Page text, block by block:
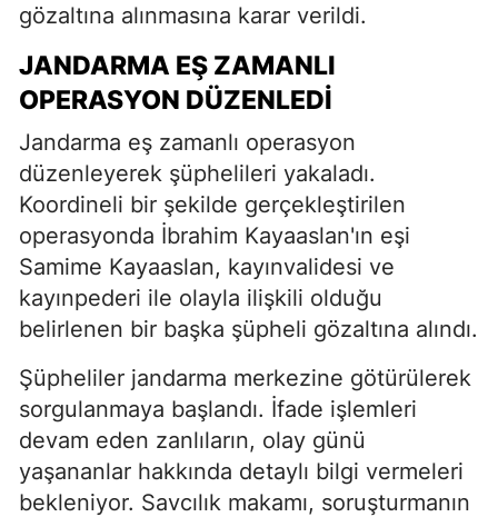
gözaltına alınmasına karar verildi.
JANDARMA EŞ ZAMANLI
OPERASYON DÜZENLEDI
Jandarma eş zamanlı operasyon
düzenleyerek şüphelileri yakaladı.
Koordineli bir şekilde gerçekleştirilen
operasyonda İbrahim Kayaaslan'ın eşi
Samime Kayaaslan, kayınvalidesi ve
kayınpederi ile olayla ilişkili olduğu
belirlenen bir başka şüpheli gözaltına alındı.
Şüpheliler jandarma merkezine götürülerek
sorgulanmaya başlandı. İfade işlemleri
devam eden zanlıların, olay günü
yaşananlar hakkında detaylı bilgi vermeleri
bekleniyor. Savcılık makamı, soruşturmanın